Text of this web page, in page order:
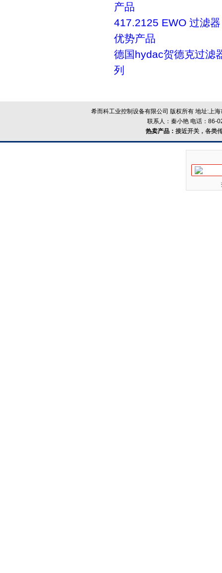
产品
417.2125 EWO 过滤
优势产品
德国hydac贺德克过滤
列
希而科工业控制设备有限公司 版权所有 地址:上
联系人：秦小艳 电话：86-
热卖产品： 接近开关，各类